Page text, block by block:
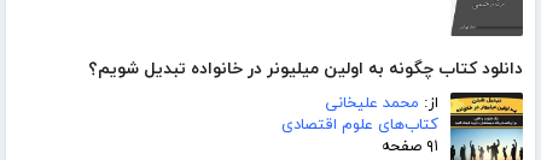
دانلود کتاب چگونه به اولین میلیونر در خانواده تبدیل شویم؟
از: محمد علیخانی
کتاب‌های علوم اقتصادی
۹۱ صفحه